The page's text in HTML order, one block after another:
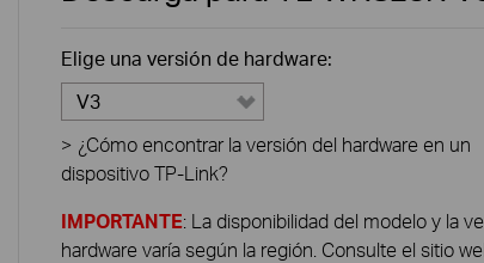
Elige una versión de hardware:
V3
> ¿Cómo encontrar la versión del hardware en un
dispositivo TP-Link?
IMPORTANTE: La disponibilidad del modelo y la
hardware varía según la región. Consulte el sitio